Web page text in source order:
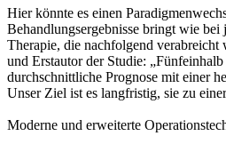
Hier könnte es einen
Behandlungsergebnisse bringt wie
Therapie, die nachfolgend
und Erstautor der Studie:
durchschnittliche Prognose mit einer
Unser Ziel ist es langfristig, sie zu
Moderne und erweiterte